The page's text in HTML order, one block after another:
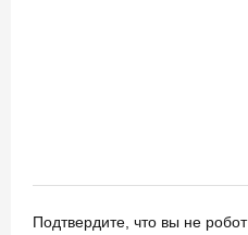
Подтвердите, что вы не робот